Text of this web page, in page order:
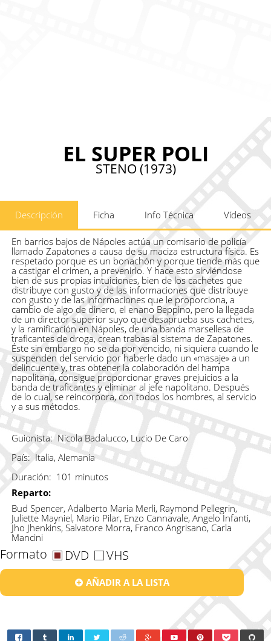
EL SUPER POLI
STENO (1973)
Descripción Ficha Info Técnica Vídeos
En barrios bajos de Nápoles actúa un comisario de policía
llamado Zapatones a causa de su maciza estructura física. Es
respetado porque es un bonachón y porque tiende más que
a castigar el crimen, a prevenirlo. Y hace esto sirviéndose
bien de sus propias intuiciones, bien de los cachetes que
distribuye con gusto y de las informaciones que distribuye
con gusto y de las informaciones que le proporciona, a
cambio de algo de dinero, el enano Beppino, pero la llegada
de un director superior suyo que desaprueba sus cachetes,
y la ramificación en Nápoles, de una banda marsellesa de
traficantes de droga, crean trabas al sistema de Zapatones.
Éste sin embargo no se da por vencido, ni siquiera cuando le
suspenden del servicio por haberle dado un «masaje» a un
delincuente y, tras obtener la colaboración del hampa
napolitana, consigue proporcionar graves prejuicios a la
banda de traficantes y eliminar al jefe napolitano. Después
de lo cual, se reincorpora, con todos los hombres, al servicio
y a sus métodos.
Guionista: Nicola Badalucco, Lucio De Caro
País: Italia, Alemania
Duración: 101 minutos
Reparto:
Bud Spencer, Adalberto Maria Merli, Raymond Pellegrin,
Juliette Mayniel, Mario Pilar, Enzo Cannavale, Angelo Infanti,
Jho Jhenkins, Salvatore Morra, Franco Angrisano, Carla
Mancini
Formato DVD VHS
AÑADIR A LA LISTA